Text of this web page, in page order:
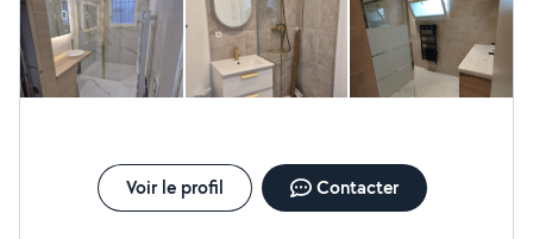
Voir le profil Contacter